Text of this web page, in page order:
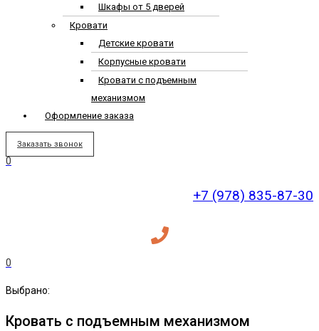
Шкафы от 5 дверей
Кровати
Детские кровати
Корпусные кровати
Кровати с подъемным
механизмом
Оформление заказа
Заказать звонок
0
+7 (978) 835-87-30
0
Выбрано:
Кровать с подъемным механизмом